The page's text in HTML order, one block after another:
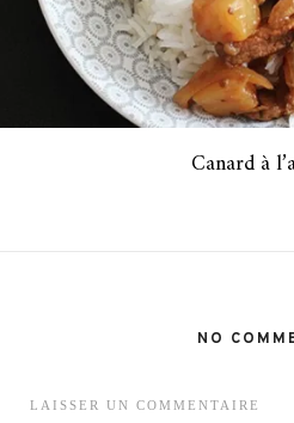
Canard à
NO
LAISSER UN COMMENTAIRE